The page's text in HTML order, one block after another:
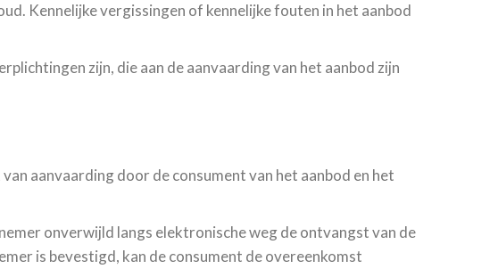
Kennelijke vergissingen of kennelijke fouten in het aanbod
zijn, die aan de aanvaarding van het aanbod zijn
aanvaarding door de consument van het aanbod en het
onverwijld langs elektronische weg de ontvangst van de
is bevestigd, kan de consument de overeenkomst